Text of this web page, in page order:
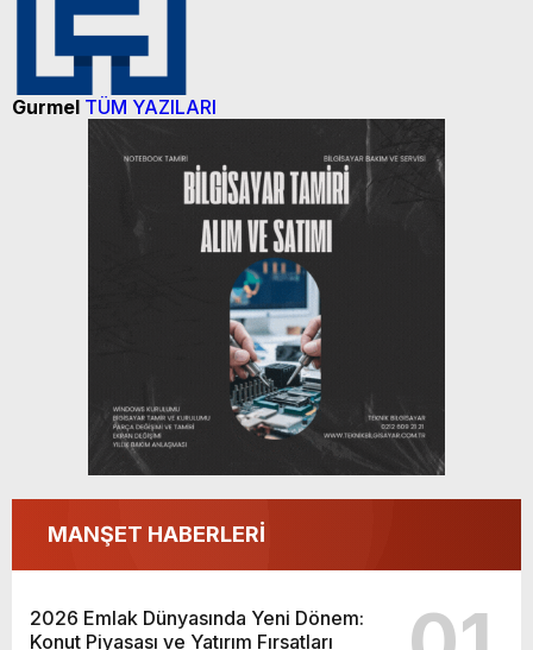
Sizlerin desteği ile…
Gurmel TÜM YAZILARI
MANŞET HABERLERİ
2026 Emlak Dünyasında Yeni Dönem:
Konut Piyasası ve Yatırım Fırsatları